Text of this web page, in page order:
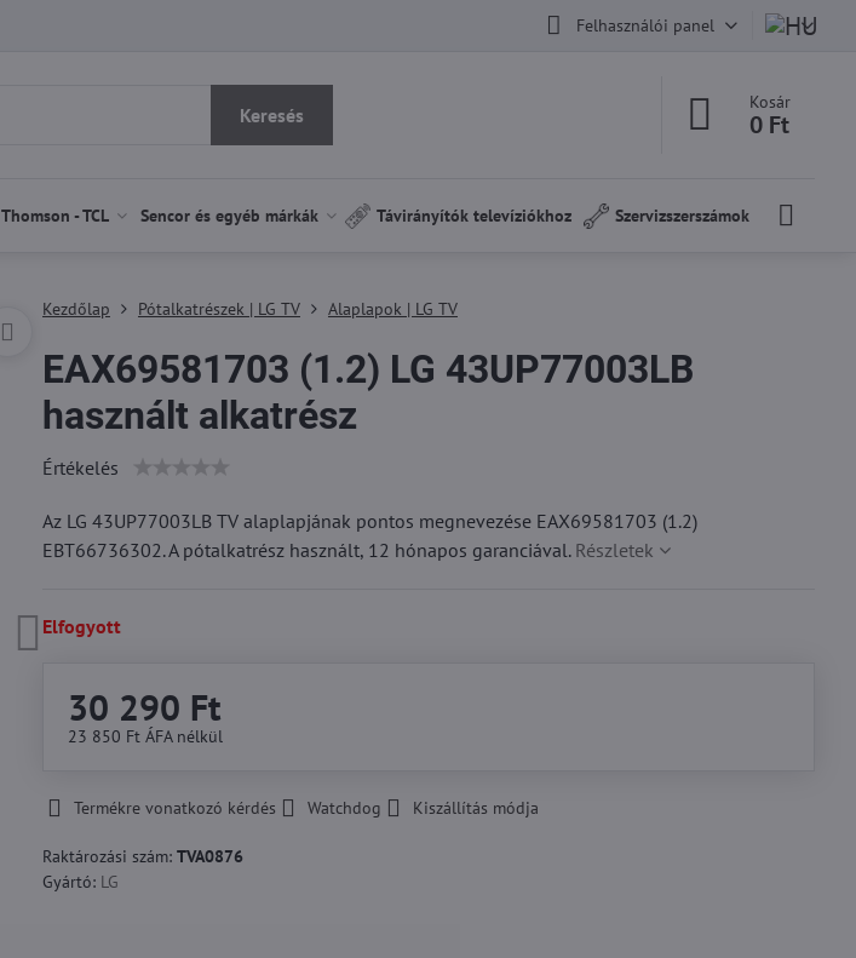
Felhasználói panel
Keresés
Kosár
0 Ft
Thomson - TCL Sencor és egyéb márkák Távirányítók televíziókhoz Szervizszerszámok
Kezdőlap Pótalkatrészek | LG TV Alaplapok | LG TV
EAX69581703 (1.2) LG 43UP77003LB
használt alkatrész
Értékelés
Az LG 43UP77003LB TV alaplapjának pontos megnevezése EAX69581703 (1.2)
EBT66736302. A pótalkatrész használt, 12 hónapos garanciával. Részletek
Elfogyott
30 290 Ft
23 850 Ft ÁFA nélkül
Termékre vonatkozó kérdés Watchdog Kiszállítás módja
Raktározási szám: TVA0876
Gyártó: LG